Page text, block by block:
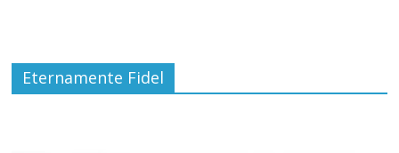
Eternamente Fidel